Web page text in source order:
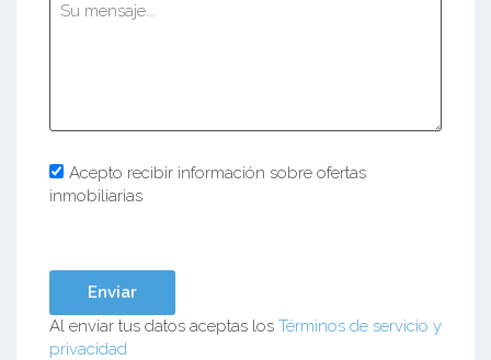
Acepto recibir información sobre ofertas
inmobiliarias
Al enviar tus datos aceptas los Términos de servicio y
privacidad